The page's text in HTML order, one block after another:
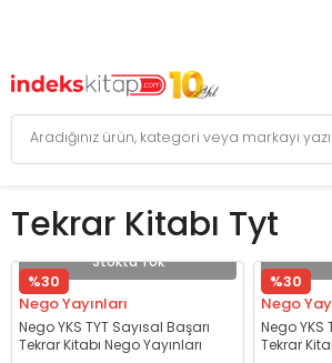
Tekrar Kitabı Tyt
Stokta Yok
%30
Nego Yayınları
Nego YKS TYT Sayısal Başarı
Tekrar Kitabı Nego Yayınları
%30
Nego
Nego YKS
Tekrar